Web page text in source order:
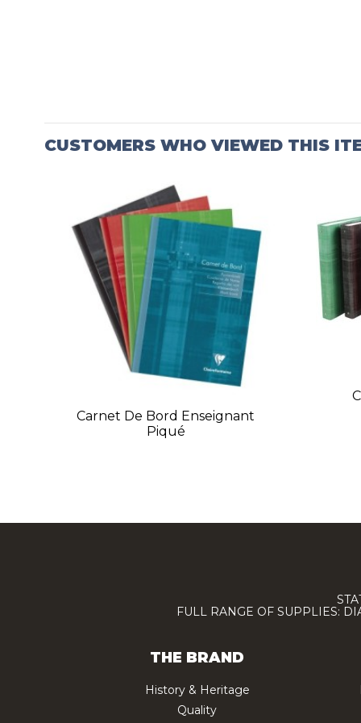
CUSTOMERS WHO VIEWED THIS
Carnet De Bord Enseignant
Piqué
FULL RANGE OF SUPPLIES:
THE BRAND
History & Heritage
Quality